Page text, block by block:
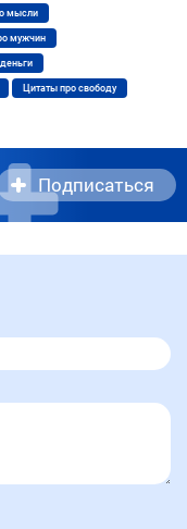
мысли
мужчин
Цитаты про свободу
Подписаться